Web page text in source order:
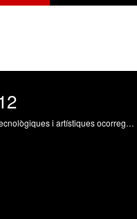
Divulgació de les activitats científiques, tecnològiques i artístiques ocorregudes en els tres campus de la UPV